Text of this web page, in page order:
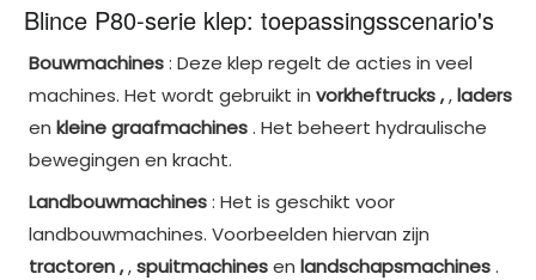
Blince P80-serie klep: toepassingsscenario's
Bouwmachines: Deze klep regelt de acties in veel
machines. Het wordt gebruikt in vorkheftrucks ,,laders
en kleine graafmachines. Het beheert hydraulische
bewegingen en kracht.
Landbouwmachines: Het is geschikt voor
landbouwmachines. Voorbeelden hiervan zijn
tractoren ,,spuitmachinesen landschapsmachines.